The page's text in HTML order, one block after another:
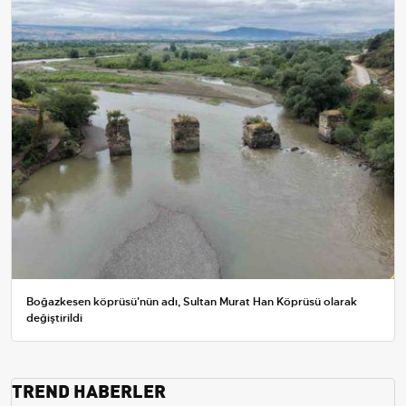
Boğazkesen köprüsü'nün adı, Sultan Murat Han Köprüsü olarak
değiştirildi
TREND HABERLER